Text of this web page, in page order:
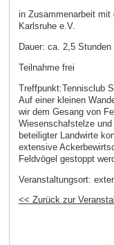
in Zusammenarbeit mit
Karlsruhe e.V.
Dauer: ca. 2,5 Stunden
Teilnahme frei
Treffpunkt:Tennisclub
Auf einer kleinen
wir dem Gesang von
Wiesenschafstelze
beteiligter Landwirte
extensive
Feldvögel gestoppt
Veranstaltungsort:
<< Zurück zur